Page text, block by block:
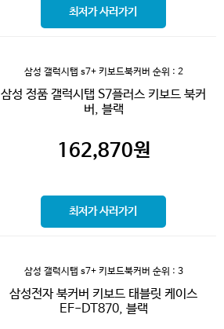
최저가 사러가기
삼성 갤럭시탭 s7+ 키보드북커버 순위 : 2
삼성 정품 갤럭시탭 S7플러스 키보드 북커
버, 블랙
162,870원
최저가 사러가기
삼성 갤럭시탭 s7+ 키보드북커버 순위 : 3
삼성전자 북커버 키보드 태블릿 케이스
EF-DT870, 블랙